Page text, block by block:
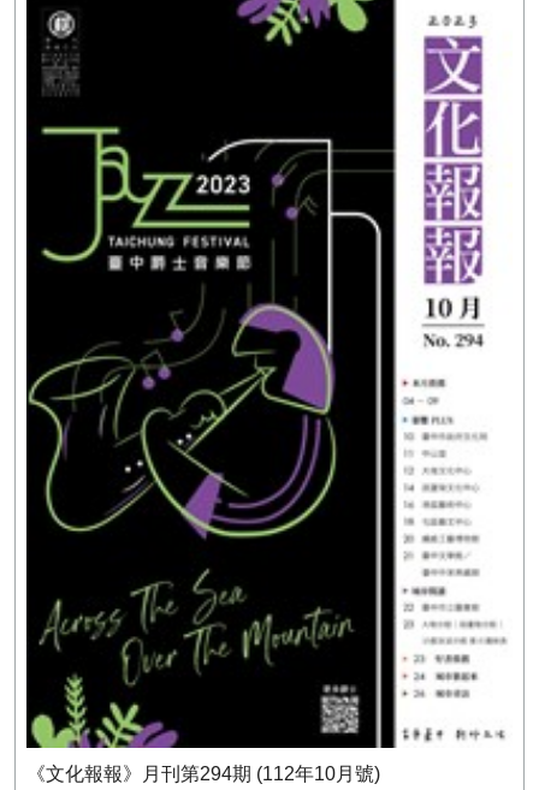
《文化報報》月刊第294期 (112年10月號)